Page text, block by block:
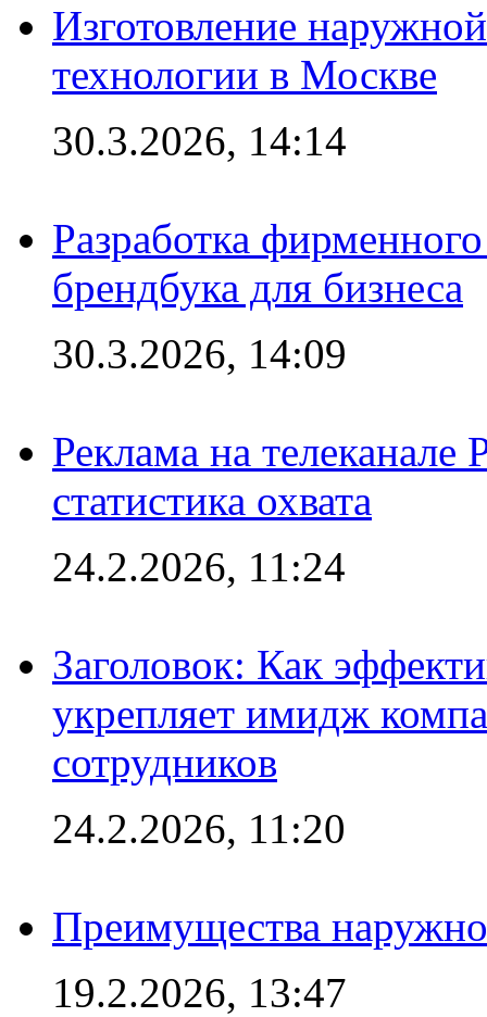
Изготовление
технологии в Москве
30.3.2026, 14:14
Разработка
брендбука для бизнеса
30.3.2026, 14:09
Реклама на
статистика охвата
24.2.2026, 11:24
Заголовок: Как
укрепляет имидж
сотрудников
24.2.2026, 11:20
Преимущества
19.2.2026, 13:47